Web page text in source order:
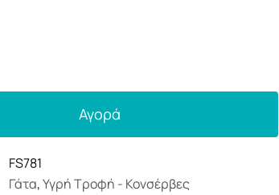
Αγορά
FS781
Γάτα,Υγρή Τροφή - Κονσέρβες